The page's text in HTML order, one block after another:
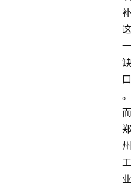
补
这
一
缺
口
。
而
郑
州
工
业